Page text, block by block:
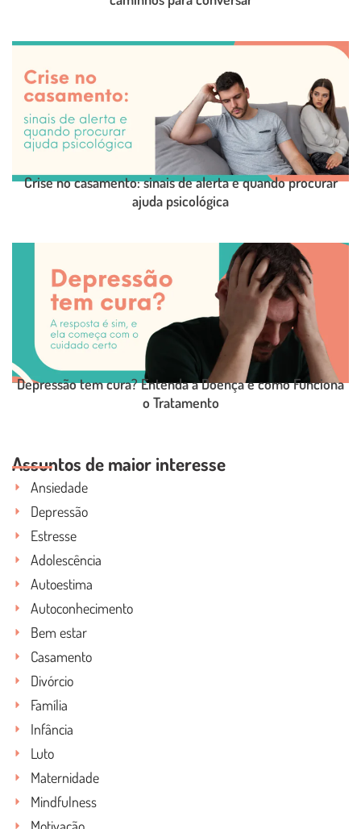
LEIA O POST COMPLETO
LEIA O POST COMPLETO
Crise no casamento: sinais de alerta e quando procurar
ajuda psicológica
Depressão tem cura? Entenda a Doença e como Funciona
o Tratamento
Assuntos de maior interesse
Ansiedade
Depressão
Estresse
Adolescência
Autoestima
Autoconhecimento
Bem estar
Casamento
Divórcio
Família
Infância
Luto
Maternidade
Mindfulness